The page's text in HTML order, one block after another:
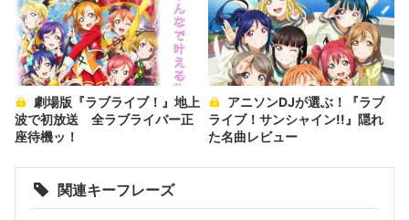
波で初放送 全ラブライバー正
座待機ッ！
ライブ！サンシャイン!!』隠れ
た名曲レビュー
関連キーフレーズ